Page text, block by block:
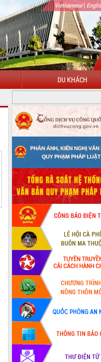
Vietnamese|
DU KHÁCH